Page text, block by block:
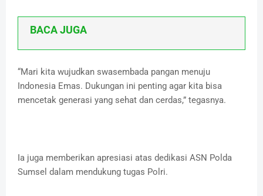
BACA JUGA
“Mari kita wujudkan swasembada pangan menuju
Indonesia Emas. Dukungan ini penting agar kita bisa
mencetak generasi yang sehat dan cerdas,” tegasnya.
Ia juga memberikan apresiasi atas dedikasi ASN Polda
Sumsel dalam mendukung tugas Polri.